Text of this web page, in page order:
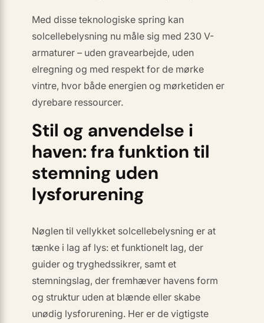
Med disse teknologiske spring kan
solcellebelysning nu måle sig med 230 V-
armaturer – uden gravearbejde, uden
elregning og med respekt for de mørke
vintre, hvor både energien og mørketiden er
dyrebare ressourcer.
Stil og anvendelse i
haven: fra funktion til
stemning uden
lysforurening
Nøglen til vellykket solcellebelysning er at
tænke i lag af lys: et funktionelt lag, der
guider og tryghedssikrer, samt et
stemningslag, der fremhæver havens form
og struktur uden at blænde eller skabe
unødig lysforurening. Her er de vigtigste